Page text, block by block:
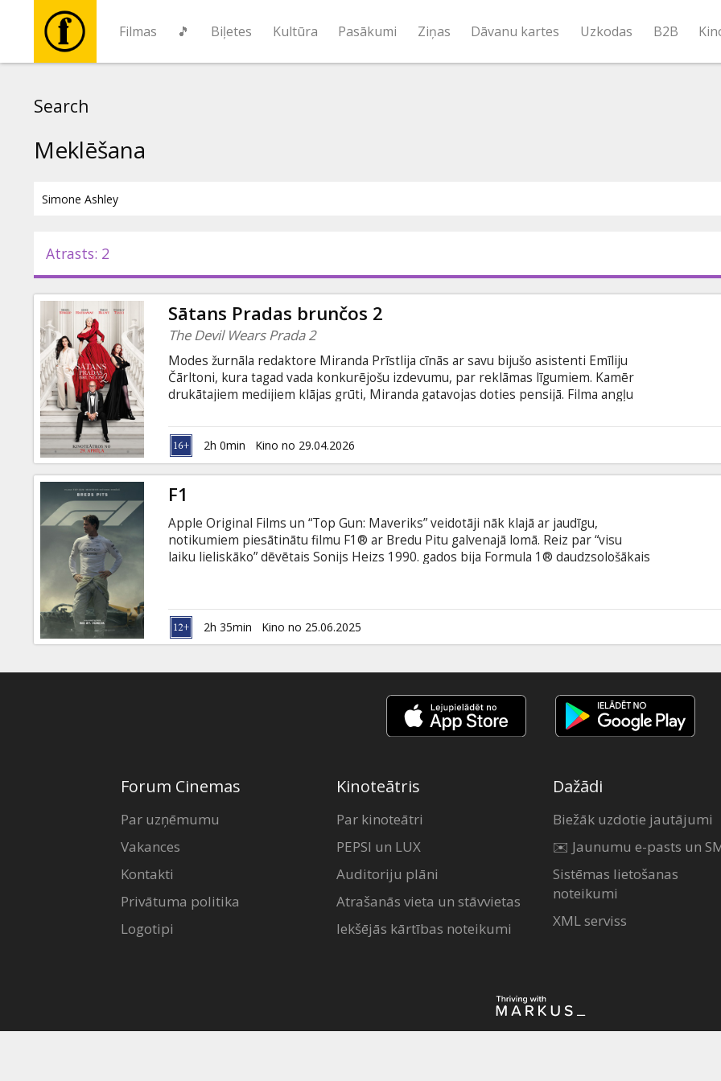
Filmas 🎵 Biļetes Kultūra Pasākumi Ziņas Dāvanu kartes Uzkodas B2B
Pasākumi
Ziņas
Dāvanu
kartes
Uzkodas
B2B
Klubs
Search
Meklēšana
Atrasts: 2
Sātans Pradas brunčos 2
The Devil Wears Prada 2
Modes žurnāla redaktore Miranda Prīstlija cīnās ar savu bijušo asistenti Emīliju
Čārltoni, kura tagad vada konkurējošu izdevumu, par reklāmas līgumiem. Kamēr
drukātajiem medijiem klājas grūti, Miranda gatavojas doties pensijā. Filma angļu
2h 0min Kino no 29.04.2026
F1
Apple Original Films un “Top Gun: Maveriks” veidotāji nāk klajā ar jaudīgu,
notikumiem piesātinātu filmu F1® ar Bredu Pitu galvenajā lomā. Reiz par “visu
laiku lieliskāko” dēvētais Sonijs Heizs 1990. gados bija Formula 1® daudzsološākais
komandas biedru Rubenu Servantesu kam pieder F1® komanda, kura ir uz
sabrukuma robežas. Filma ir angļu valodā ar subtitriem latviešu un krievu valodā.
2h 35min Kino no 25.06.2025
Forum Cinemas
Par uzņēmumu
Vakances
Kontakti
Privātuma politika
Logotipi
Kinoteātris
Par kinoteātri
PEPSI un LUX
Auditoriju plāni
Atrašanās vieta un stāvvietas
Iekšējās kārtības noteikumi
Dažādi
Biežāk uzdotie jautājumi
✉️ Jaunumu e-pasts un
Sistēmas lietošanas
noteikumi
XML serviss